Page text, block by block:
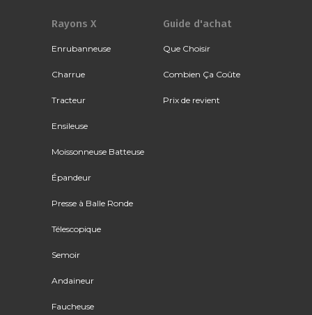
Rayons X
Enrubanneuse
Charrue
Tracteur
Ensileuse
Moissonneuse Batteuse
Épandeur
Presse à Balle Ronde
Télescopique
Semoir
Andaineur
Faucheuse
Guide d'achat
Que Choisir
Combien Ça Coûte
Prix de revient